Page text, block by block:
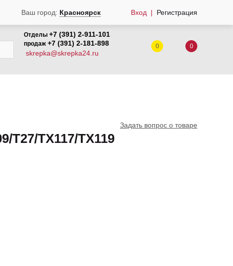
Ваш город: Красноярск Вход Регистрация
Отделы +7 (391) 2-911-101
продаж +7 (391) 2-181-898
skrepka@skrepka24.ru
0 0
T27/TX117/TX119
Задать вопрос о товаре